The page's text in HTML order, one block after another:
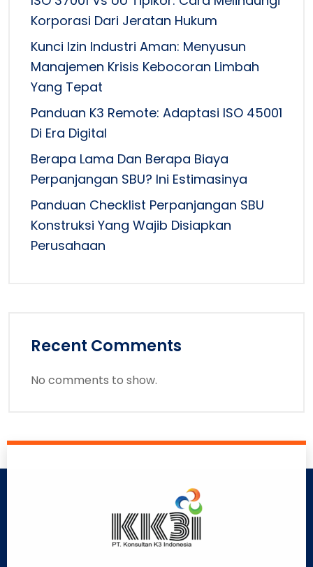
Korporasi Dari Jeratan Hukum
Kunci Izin Industri Aman: Menyusun
Manajemen Krisis Kebocoran Limbah
Yang Tepat
Panduan K3 Remote: Adaptasi ISO 45001
Di Era Digital
Berapa Lama Dan Berapa Biaya
Perpanjangan SBU? Ini Estimasinya
Panduan Checklist Perpanjangan SBU
Konstruksi Yang Wajib Disiapkan
Perusahaan
Recent Comments
No comments to show.